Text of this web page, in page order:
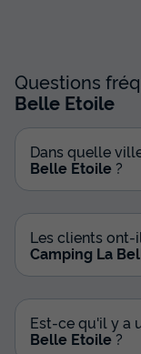
Questions
Belle Etoile
Dans quelle
Belle Etoile ?
Les clients ont-
Camping La
Est-ce qu'il y a
Belle Etoile?